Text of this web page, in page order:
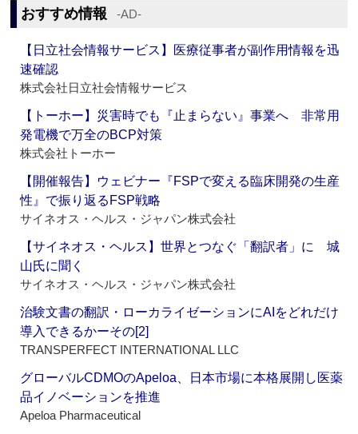
おすすめ情報 ‐AD‐
【日立社会情報サービス】医療従事者が副作用情報を迅
速確認
株式会社日立社会情報サービス
【トーホー】災害時でも『止まらない』事業へ 非常用
発電機で万全のBCP対策
株式会社トーホー
【開催報告】ウェビナー『FSPで変える臨床開発の生産
性』で振り返るFSP戦略
サイネオス・ヘルス・ジャパン株式会社
【サイネオス・ヘルス】世界とつなぐ「翻訳者」に 城
山氏に聞く
サイネオス・ヘルス・ジャパン株式会社
治験文書の翻訳・ローカライゼーションにAIをどれだけ
導入できるかーその[2]
TRANSPERFECT INTERNATIONAL LLC
グローバルCDMOのApeloa、日本市場に本格展開し医薬
品イノベーションを推進
Apeloa Pharmaceutical